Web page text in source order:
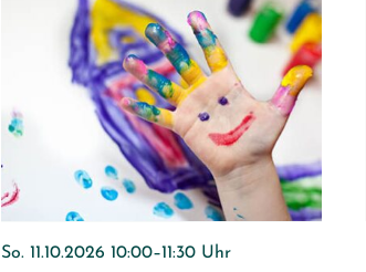
So. 11.10.2026 10:00–11:30 Uhr